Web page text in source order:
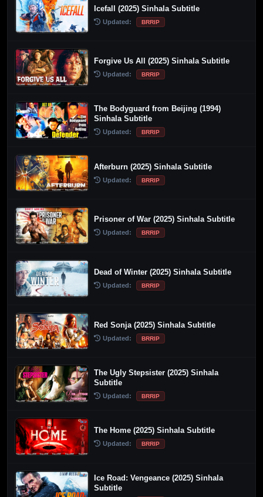
Icefall (2025) Sinhala Subtitle
Updated: BRRIP
Forgive Us All (2025) Sinhala Subtitle
Updated: BRRIP
The Bodyguard from Beijing (1994)
Sinhala Subtitle
Updated: BRRIP
Afterburn (2025) Sinhala Subtitle
Updated: BRRIP
Prisoner of War (2025) Sinhala Subtitle
Updated: BRRIP
Dead of Winter (2025) Sinhala Subtitle
Updated: BRRIP
Red Sonja (2025) Sinhala Subtitle
Updated: BRRIP
The Ugly Stepsister (2025) Sinhala
Subtitle
Updated: BRRIP
The Home (2025) Sinhala Subtitle
Updated: BRRIP
Ice Road: Vengeance (2025) Sinhala
Subtitle